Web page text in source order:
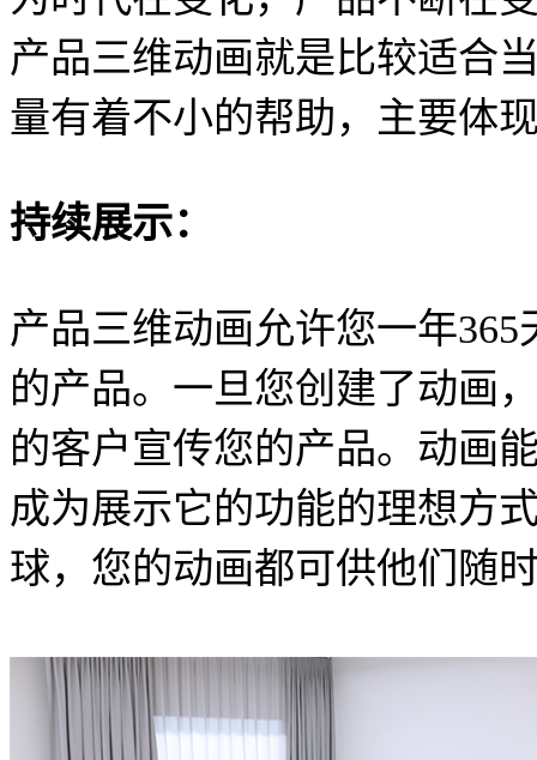
产品三维动画就是比较适合
量有着不小的帮助，主要体
持续展示：
产品三维动画允许您一年
的产品。一旦您创建了动画
的客户宣传您的产品。动画
成为展示它的功能的理想方
球，您的动画都可供他们随